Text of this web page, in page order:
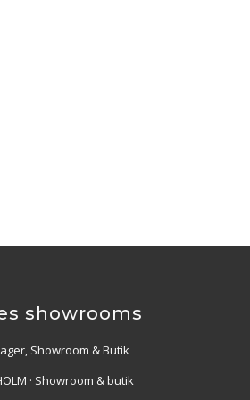
showrooms
Showroom & Butik
· Showroom & butik